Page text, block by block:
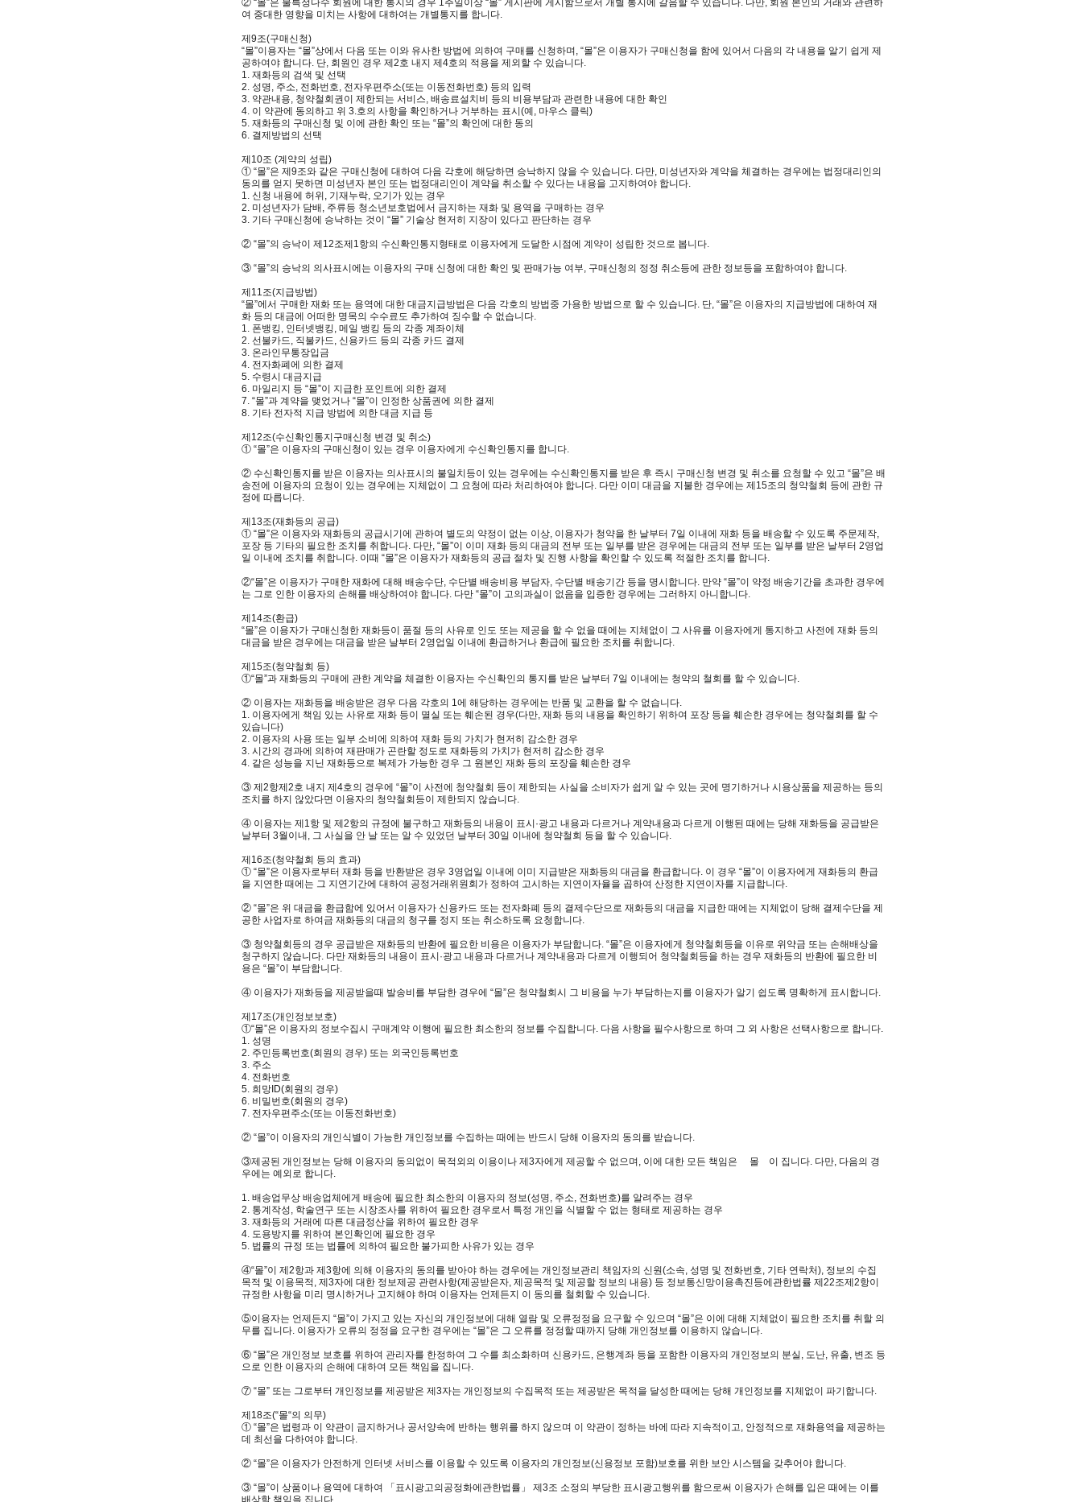
여 중대한 영향을 미치는 사항에 대하여는 개별통지를 합니다.
제9조(구매신청)
“몰”이용자는 “몰”상에서 다음 또는 이와 유사한 방법에 의하여 구매를 신청하며, “몰”은 이용자가 구매신청을 함에 있어서 다음의 각 내용을 알기 쉽게 제
공하여야 합니다. 단, 회원인 경우 제2호 내지 제4호의 적용을 제외할 수 있습니다.
1. 재화등의 검색 및 선택
2. 성명, 주소, 전화번호, 전자우편주소(또는 이동전화번호) 등의 입력
3. 약관내용, 청약철회권이 제한되는 서비스, 배송료설치비 등의 비용부담과 관련한 내용에 대한 확인
4. 이 약관에 동의하고 위 3.호의 사항을 확인하거나 거부하는 표시(예, 마우스 클릭)
5. 재화등의 구매신청 및 이에 관한 확인 또는 “몰”의 확인에 대한 동의
6. 결제방법의 선택
제10조 (계약의 성립)
① “몰”은 제9조와 같은 구매신청에 대하여 다음 각호에 해당하면 승낙하지 않을 수 있습니다. 다만, 미성년자와 계약을 체결하는 경우에는 법정대리인의
동의를 얻지 못하면 미성년자 본인 또는 법정대리인이 계약을 취소할 수 있다는 내용을 고지하여야 합니다.
1. 신청 내용에 허위, 기재누락, 오기가 있는 경우
2. 미성년자가 담배, 주류등 청소년보호법에서 금지하는 재화 및 용역을 구매하는 경우
3. 기타 구매신청에 승낙하는 것이 “몰” 기술상 현저히 지장이 있다고 판단하는 경우
② “몰”의 승낙이 제12조제1항의 수신확인통지형태로 이용자에게 도달한 시점에 계약이 성립한 것으로 봅니다.
③ “몰”의 승낙의 의사표시에는 이용자의 구매 신청에 대한 확인 및 판매가능 여부, 구매신청의 정정 취소등에 관한 정보등을 포함하여야 합니다.
제11조(지급방법)
“몰”에서 구매한 재화 또는 용역에 대한 대금지급방법은 다음 각호의 방법중 가용한 방법으로 할 수 있습니다. 단, “몰”은 이용자의 지급방법에 대하여 재
화 등의 대금에 어떠한 명목의 수수료도 추가하여 징수할 수 없습니다.
1. 폰뱅킹, 인터넷뱅킹, 메일 뱅킹 등의 각종 계좌이체
2. 선불카드, 직불카드, 신용카드 등의 각종 카드 결제
3. 온라인무통장입금
4. 전자화폐에 의한 결제
5. 수령시 대금지급
6. 마일리지 등 “몰”이 지급한 포인트에 의한 결제
7. “몰”과 계약을 맺었거나 “몰”이 인정한 상품권에 의한 결제
8. 기타 전자적 지급 방법에 의한 대금 지급 등
제12조(수신확인통지구매신청 변경 및 취소)
① “몰”은 이용자의 구매신청이 있는 경우 이용자에게 수신확인통지를 합니다.
② 수신확인통지를 받은 이용자는 의사표시의 불일치등이 있는 경우에는 수신확인통지를 받은 후 즉시 구매신청 변경 및 취소를 요청할 수 있고 “몰”은 배
송전에 이용자의 요청이 있는 경우에는 지체없이 그 요청에 따라 처리하여야 합니다. 다만 이미 대금을 지불한 경우에는 제15조의 청약철회 등에 관한 규
정에 따릅니다.
제13조(재화등의 공급)
① “몰”은 이용자와 재화등의 공급시기에 관하여 별도의 약정이 없는 이상, 이용자가 청약을 한 날부터 7일 이내에 재화 등을 배송할 수 있도록 주문제작,
포장 등 기타의 필요한 조치를 취합니다. 다만, “몰”이 이미 재화 등의 대금의 전부 또는 일부를 받은 경우에는 대금의 전부 또는 일부를 받은 날부터 2영업
일 이내에 조치를 취합니다. 이때 “몰”은 이용자가 재화등의 공급 절차 및 진행 사항을 확인할 수 있도록 적절한 조치를 합니다.
②“몰”은 이용자가 구매한 재화에 대해 배송수단, 수단별 배송비용 부담자, 수단별 배송기간 등을 명시합니다. 만약 “몰”이 약정 배송기간을 초과한 경우에
는 그로 인한 이용자의 손해를 배상하여야 합니다. 다만 “몰”이 고의과실이 없음을 입증한 경우에는 그러하지 아니합니다.
제14조(환급)
“몰”은 이용자가 구매신청한 재화등이 품절 등의 사유로 인도 또는 제공을 할 수 없을 때에는 지체없이 그 사유를 이용자에게 통지하고 사전에 재화 등의
대금을 받은 경우에는 대금을 받은 날부터 2영업일 이내에 환급하거나 환급에 필요한 조치를 취합니다.
제15조(청약철회 등)
①“몰”과 재화등의 구매에 관한 계약을 체결한 이용자는 수신확인의 통지를 받은 날부터 7일 이내에는 청약의 철회를 할 수 있습니다.
② 이용자는 재화등을 배송받은 경우 다음 각호의 1에 해당하는 경우에는 반품 및 교환을 할 수 없습니다.
1. 이용자에게 책임 있는 사유로 재화 등이 멸실 또는 훼손된 경우(다만, 재화 등의 내용을 확인하기 위하여 포장 등을 훼손한 경우에는 청약철회를 할 수
있습니다)
2. 이용자의 사용 또는 일부 소비에 의하여 재화 등의 가치가 현저히 감소한 경우
3. 시간의 경과에 의하여 재판매가 곤란할 정도로 재화등의 가치가 현저히 감소한 경우
4. 같은 성능을 지닌 재화등으로 복제가 가능한 경우 그 원본인 재화 등의 포장을 훼손한 경우
③ 제2항제2호 내지 제4호의 경우에 “몰”이 사전에 청약철회 등이 제한되는 사실을 소비자가 쉽게 알 수 있는 곳에 명기하거나 시용상품을 제공하는 등의
조치를 하지 않았다면 이용자의 청약철회등이 제한되지 않습니다.
④ 이용자는 제1항 및 제2항의 규정에 불구하고 재화등의 내용이 표시·광고 내용과 다르거나 계약내용과 다르게 이행된 때에는 당해 재화등을 공급받은
날부터 3월이내, 그 사실을 안 날 또는 알 수 있었던 날부터 30일 이내에 청약철회 등을 할 수 있습니다.
제16조(청약철회 등의 효과)
① “몰”은 이용자로부터 재화 등을 반환받은 경우 3영업일 이내에 이미 지급받은 재화등의 대금을 환급합니다. 이 경우 “몰”이 이용자에게 재화등의 환급
을 지연한 때에는 그 지연기간에 대하여 공정거래위원회가 정하여 고시하는 지연이자율을 곱하여 산정한 지연이자를 지급합니다.
② “몰”은 위 대금을 환급함에 있어서 이용자가 신용카드 또는 전자화폐 등의 결제수단으로 재화등의 대금을 지급한 때에는 지체없이 당해 결제수단을 제
공한 사업자로 하여금 재화등의 대금의 청구를 정지 또는 취소하도록 요청합니다.
③ 청약철회등의 경우 공급받은 재화등의 반환에 필요한 비용은 이용자가 부담합니다. “몰”은 이용자에게 청약철회등을 이유로 위약금 또는 손해배상을
청구하지 않습니다. 다만 재화등의 내용이 표시·광고 내용과 다르거나 계약내용과 다르게 이행되어 청약철회등을 하는 경우 재화등의 반환에 필요한 비
용은 “몰”이 부담합니다.
④ 이용자가 재화등을 제공받을때 발송비를 부담한 경우에 “몰”은 청약철회시 그 비용을 누가 부담하는지를 이용자가 알기 쉽도록 명확하게 표시합니다.
제17조(개인정보보호)
①“몰”은 이용자의 정보수집시 구매계약 이행에 필요한 최소한의 정보를 수집합니다. 다음 사항을 필수사항으로 하며 그 외 사항은 선택사항으로 합니다.
1. 성명
2. 주민등록번호(회원의 경우) 또는 외국인등록번호
3. 주소
4. 전화번호
5. 희망ID(회원의 경우)
6. 비밀번호(회원의 경우)
7. 전자우편주소(또는 이동전화번호)
② “몰”이 이용자의 개인식별이 가능한 개인정보를 수집하는 때에는 반드시 당해 이용자의 동의를 받습니다.
③제공된 개인정보는 당해 이용자의 동의없이 목적외의 이용이나 제3자에게 제공할 수 없으며, 이에 대한 모든 책임은 몰 이 집니다. 다만, 다음의 경
우에는 예외로 합니다.
1. 배송업무상 배송업체에게 배송에 필요한 최소한의 이용자의 정보(성명, 주소, 전화번호)를 알려주는 경우
2. 통계작성, 학술연구 또는 시장조사를 위하여 필요한 경우로서 특정 개인을 식별할 수 없는 형태로 제공하는 경우
3. 재화등의 거래에 따른 대금정산을 위하여 필요한 경우
4. 도용방지를 위하여 본인확인에 필요한 경우
5. 법률의 규정 또는 법률에 의하여 필요한 불가피한 사유가 있는 경우
④“몰”이 제2항과 제3항에 의해 이용자의 동의를 받아야 하는 경우에는 개인정보관리 책임자의 신원(소속, 성명 및 전화번호, 기타 연락처), 정보의 수집
목적 및 이용목적, 제3자에 대한 정보제공 관련사항(제공받은자, 제공목적 및 제공할 정보의 내용) 등 정보통신망이용촉진등에관한법률 제22조제2항이
규정한 사항을 미리 명시하거나 고지해야 하며 이용자는 언제든지 이 동의를 철회할 수 있습니다.
⑤이용자는 언제든지 “몰”이 가지고 있는 자신의 개인정보에 대해 열람 및 오류정정을 요구할 수 있으며 “몰”은 이에 대해 지체없이 필요한 조치를 취할 의
무를 집니다. 이용자가 오류의 정정을 요구한 경우에는 “몰”은 그 오류를 정정할 때까지 당해 개인정보를 이용하지 않습니다.
⑥ “몰”은 개인정보 보호를 위하여 관리자를 한정하여 그 수를 최소화하며 신용카드, 은행계좌 등을 포함한 이용자의 개인정보의 분실, 도난, 유출, 변조 등
으로 인한 이용자의 손해에 대하여 모든 책임을 집니다.
⑦ “몰” 또는 그로부터 개인정보를 제공받은 제3자는 개인정보의 수집목적 또는 제공받은 목적을 달성한 때에는 당해 개인정보를 지체없이 파기합니다.
제18조(“몰“의 의무)
① “몰”은 법령과 이 약관이 금지하거나 공서양속에 반하는 행위를 하지 않으며 이 약관이 정하는 바에 따라 지속적이고, 안정적으로 재화용역을 제공하는
데 최선을 다하여야 합니다.
② “몰”은 이용자가 안전하게 인터넷 서비스를 이용할 수 있도록 이용자의 개인정보(신용정보 포함)보호를 위한 보안 시스템을 갖추어야 합니다.
③ “몰”이 상품이나 용역에 대하여 「표시광고의공정화에관한법률」 제3조 소정의 부당한 표시광고행위를 함으로써 이용자가 손해를 입은 때에는 이를
배상할 책임을 집니다.